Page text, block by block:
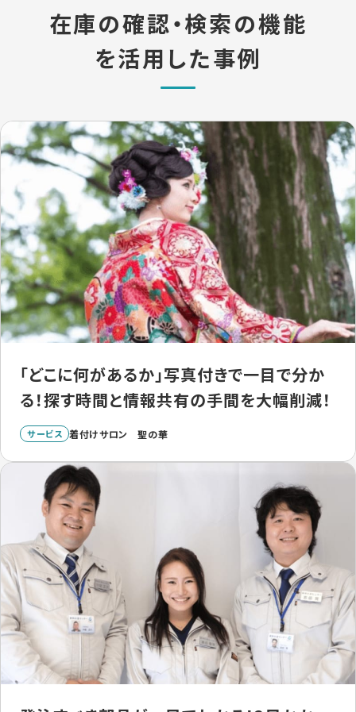
在庫の確認・検索の機能
を活用した事例
「どこに何があるか」写真付きで一目で分か
る！探す時間と情報共有の手間を大幅削減！
サービス 着付けサロン 聖の華